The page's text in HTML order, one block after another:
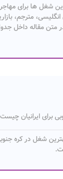
ها برای مهاجرت
مترجم،
مقاله داخل جدول
ایرانیان چیست
شغل در کره جنوبی